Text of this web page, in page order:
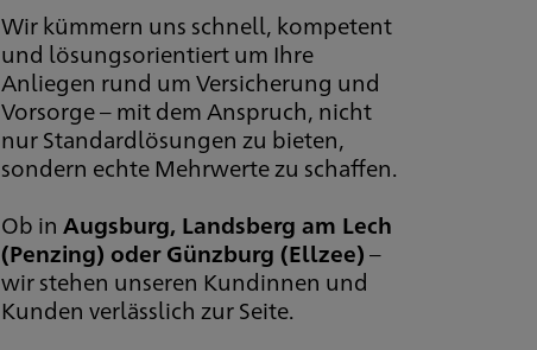
Wir kümmern uns schnell, kompetent
und lösungsorientiert um Ihre
Anliegen rund um Versicherung und
Vorsorge – mit dem Anspruch, nicht
nur Standardlösungen zu bieten,
sondern echte Mehrwerte zu schaffen.
Ob in Augsburg, Landsberg am Lech
(Penzing) oder Günzburg (Ellzee)–
wir stehen unseren Kundinnen und
Kunden verlässlich zur Seite.